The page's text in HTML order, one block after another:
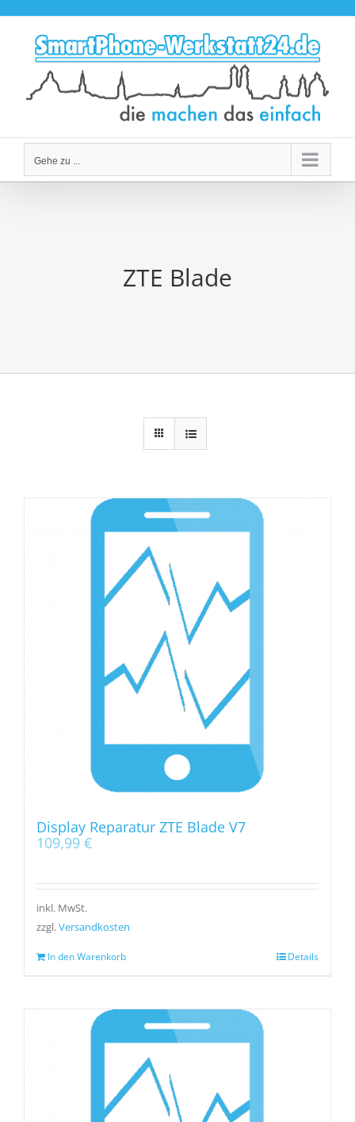
springen
Gehe zu ...
ZTE Blade
Display Reparatur ZTE Blade V7
109,99 €
inkl. MwSt.
zzgl.Versandkosten
In den Warenkorb Details